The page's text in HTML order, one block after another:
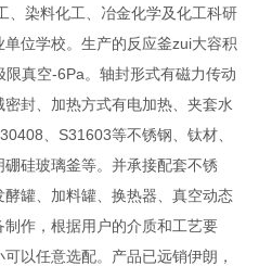
、染料化工、冶金化学及化工科研
位学校。生产的反应釜zui大容积
真空-6Pa。轴封形式有磁力传动
封、加热方式有电加热、夹套水
、S31603等不锈钢、钛材、
硅玻璃釜等。并承接配套不锈
罐、加料罐、换热器、真空动态
作，根据用户的介质和工艺要
以任意选配。产品已远销伊朗，